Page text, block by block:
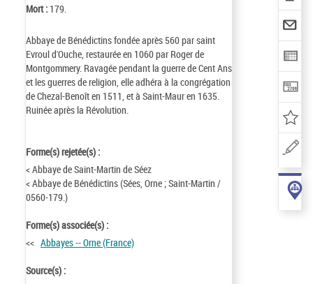
Mort : 179.
Abbaye de Bénédictins fondée après 560 par saint
Evroul d'Ouche, restaurée en 1060 par Roger de
Montgommery. Ravagée pendant la guerre de Cent Ans
et les guerres de religion, elle adhéra à la congrégation
de Chezal-Benoît en 1511, et à Saint-Maur en 1635.
Ruinée après la Révolution.
Forme(s) rejetée(s) :
< Abbaye de Saint-Martin de Séez
< Abbaye de Bénédictins (Sées, Orne ; Saint-Martin /
0560-179.)
Forme(s) associée(s) :
<< Abbayes -- Orne (France)
Source(s) :